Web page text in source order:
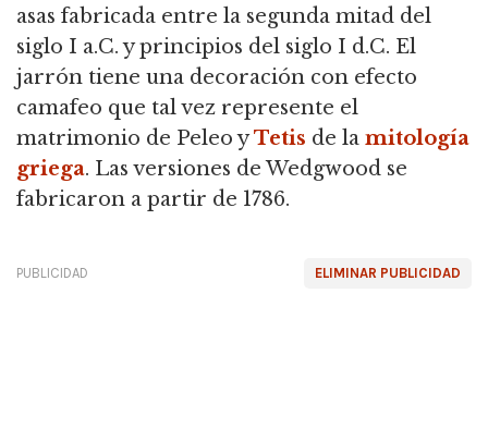
asas fabricada entre la segunda mitad del
siglo I a.C. y principios del siglo I d.C. El
jarrón tiene una decoración con efecto
camafeo que tal vez represente el
matrimonio de Peleo yTetis de la mitología
griega. Las versiones de Wedgwood se
fabricaron a partir de 1786.
ELIMINAR PUBLICIDAD
PUBLICIDAD